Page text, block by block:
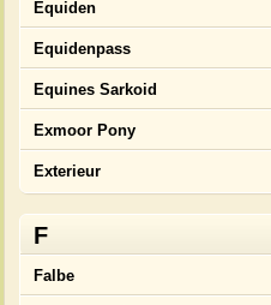
Equiden
Equidenpass
Equines Sarkoid
Exmoor Pony
Exterieur
F
Falbe